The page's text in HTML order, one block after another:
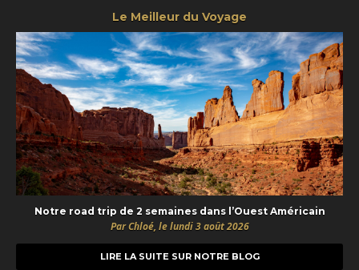
Le Meilleur du Voyage
Notre road trip de 2 semaines dans l’Ouest Américain
Par Chloé, le lundi 3 août 2026
LIRE LA SUITE SUR NOTRE BLOG